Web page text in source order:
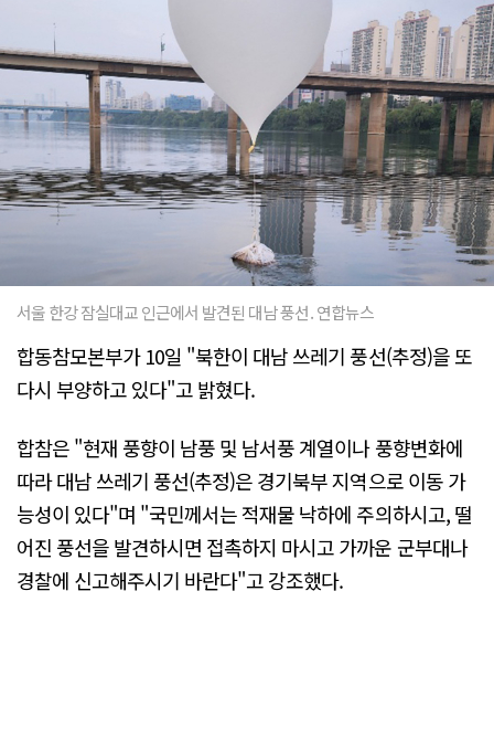
서울 한강 잠실대교 인근에서 발견된 대남 풍선. 연합뉴스
합동참모본부가 10일 "북한이 대남 쓰레기 풍선(추정)을 또
다시 부양하고 있다"고 밝혔다.
합참은 "현재 풍향이 남풍 및 남서풍 계열이나 풍향변화에
따라 대남 쓰레기 풍선(추정)은 경기북부 지역으로 이동 가
능성이 있다"며 "국민께서는 적재물 낙하에 주의하시고, 떨
어진 풍선을 발견하시면 접촉하지 마시고 가까운 군부대나
경찰에 신고해주시기 바란다"고 강조했다.